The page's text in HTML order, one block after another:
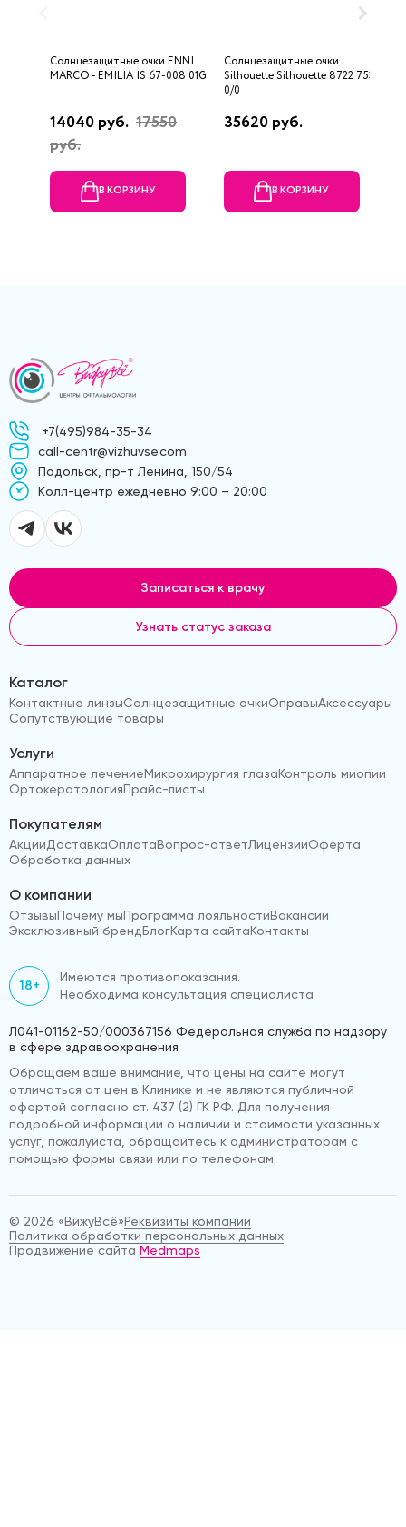
Солнцезащитные очки ENNI
MARCO - EMILIA IS 67-008 01G
14040 руб. 17550
руб.
В КОРЗИНУ
Солнцезащитные очки
Silhouette Silhouette 8722 7530
0/0
35620 руб.
В КОРЗИНУ
+7(495)984-35-34
call-centr@vizhuvse.com
Подольск, пр-т Ленина, 150/54
Kолл-центр ежедневно 9:00 – 20:00
Записаться к врачу
Узнать статус заказа
Каталог
Контактные линзыСолнцезащитные очкиОправыАксессуары
Сопутствующие товары
Услуги
Аппаратное лечениеМикрохирургия глазаКонтроль миопии
ОртокератологияПрайс-листы
Покупателям
АкцииДоставкаОплатаВопрос-ответЛицензииОферта
Обработка данных
О компании
ОтзывыПочему мыПрограмма лояльностиВакансии
Эксклюзивный брендБлогКарта сайтаКонтакты
18+
Имеются противопоказания.
Необходима консультация специалиста
Л041-01162-50/000367156 Федеральная служба по надзору
в сфере здравоохранения
Обращаем ваше внимание, что цены на сайте могут
отличаться от цен в Клинике и не являются публичной
офертой согласно ст. 437 (2) ГК РФ. Для получения
подробной информации о наличии и стоимости указанных
услуг, пожалуйста, обращайтесь к администраторам с
помощью формы связи или по телефонам.
© 2026 «ВижуВсё»Реквизиты компании
Политика обработки персональных данных
Продвижение сайта Medmaps